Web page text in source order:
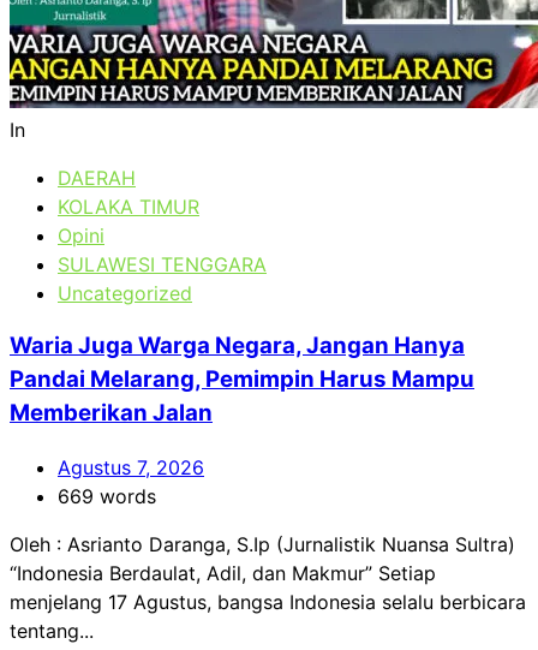
In
DAERAH
KOLAKA TIMUR
Opini
SULAWESI TENGGARA
Uncategorized
Waria Juga Warga Negara, Jangan Hanya
Pandai Melarang, Pemimpin Harus Mampu
Memberikan Jalan
Agustus 7, 2026
669 words
Oleh : Asrianto Daranga, S.Ip (Jurnalistik Nuansa Sultra)
“Indonesia Berdaulat, Adil, dan Makmur” Setiap
menjelang 17 Agustus, bangsa Indonesia selalu berbicara
tentang...